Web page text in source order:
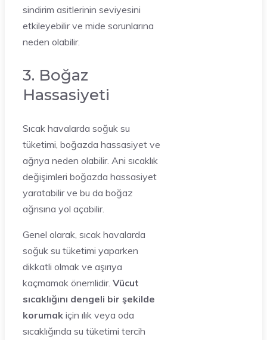
sindirim asitlerinin seviyesini
etkileyebilir ve mide sorunlarına
neden olabilir.
3. Boğaz
Hassasiyeti
Sıcak havalarda soğuk su
tüketimi, boğazda hassasiyet ve
ağrıya neden olabilir. Ani sıcaklık
değişimleri boğazda hassasiyet
yaratabilir ve bu da boğaz
ağrısına yol açabilir.
Genel olarak, sıcak havalarda
soğuk su tüketimi yaparken
dikkatli olmak ve aşırıya
kaçmamak önemlidir. Vücut
sıcaklığını dengeli bir şekilde
korumak için ılık veya oda
sıcaklığında su tüketimi tercih